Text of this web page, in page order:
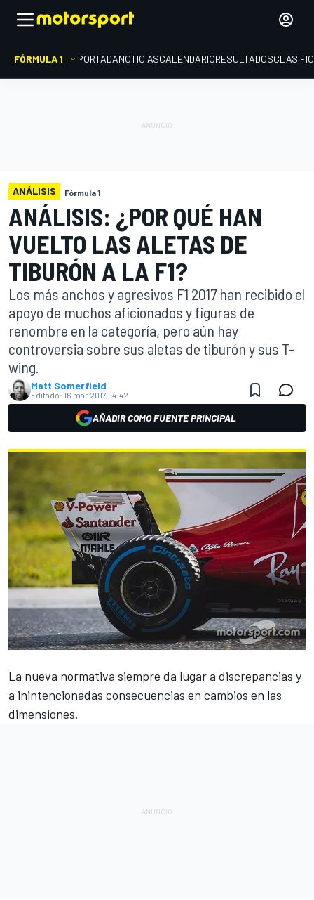
FÓRMULA 1 PORTADANOTICIASCALENDARIORESULTADOS
ANÁLISIS Fórmula 1
ANÁLISIS: ¿POR QUÉ HAN
VUELTO LAS ALETAS DE
TIBURÓN A LA F1?
Los más anchos y agresivos F1 2017 han recibido el
apoyo de muchos aficionados y figuras de
renombre en la categoría, pero aún hay
controversia sobre sus aletas de tiburón y sus T-
wing.
Matt Somerfield
Editado: 16 mar 2017, 14:42
AÑADIR COMO FUENTE PRINCIPAL
La nueva normativa siempre da lugar a discrepancias y
a inintencionadas consecuencias en cambios en las
dimensiones.